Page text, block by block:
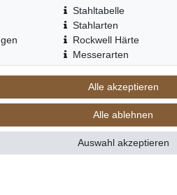
Stahltabelle
Stahlarten
Rockwell Härte
Messerarten
Klingenformen
Holzarten
Kontakt
Alle akzeptieren
Alle ablehnen
Auswahl akzeptieren